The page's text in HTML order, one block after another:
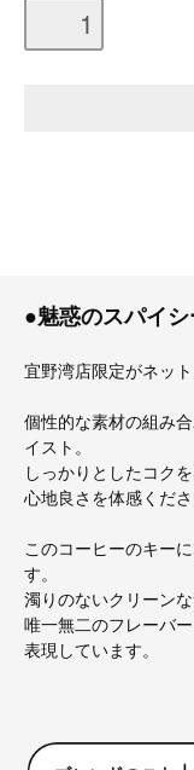
●魅惑のスパイ
宜野湾店限定がネッ
個性的な素材の組み
イスト。
しっかりとしたコク
心地良さを体感くださ
このコーヒーのキー
す。
濁りのないクリーン
唯一無二のフレーバ
表現しています。